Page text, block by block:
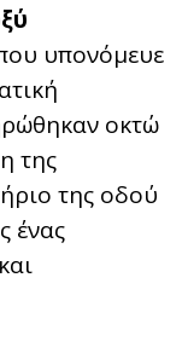
υπονόμευε
οκτώ
της
της οδού
ένας